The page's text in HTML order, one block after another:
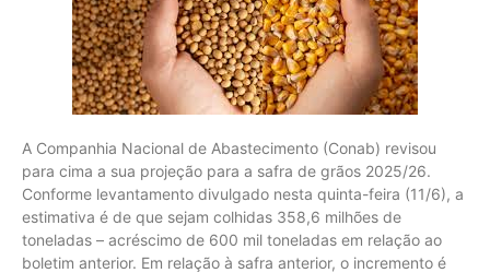
A Companhia Nacional de Abastecimento (Conab) revisou
para cima a sua projeção para a safra de grãos 2025/26.
Conforme levantamento divulgado nesta quinta-feira (11/6), a
estimativa é de que sejam colhidas 358,6 milhões de
toneladas – acréscimo de 600 mil toneladas em relação ao
boletim anterior. Em relação à safra anterior, o incremento é